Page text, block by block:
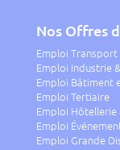
Nos Offres
Emploi Transport
Emploi Industrie
Emploi Bâtiment
Emploi Tertiaire
Emploi
Emploi
Emploi Grande